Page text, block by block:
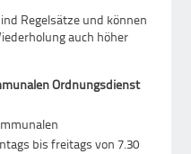
Regelsätze und können
auch höher
Ordnungsdienst
bis freitags von 7.30